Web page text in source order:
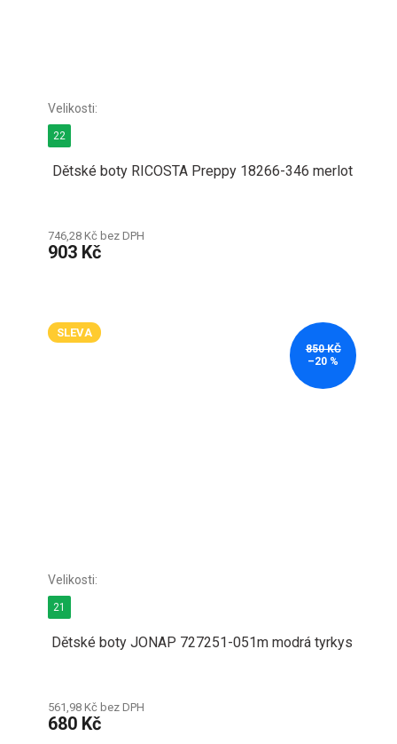
Dětské boty RICOSTA Preppy 18266-346 merlot
746,28 Kč bez DPH
903 Kč
22
SLEVA
850 KČ
–20 %
Dětské boty JONAP 727251-051m modrá tyrkys
561,98 Kč bez DPH
680 Kč
21